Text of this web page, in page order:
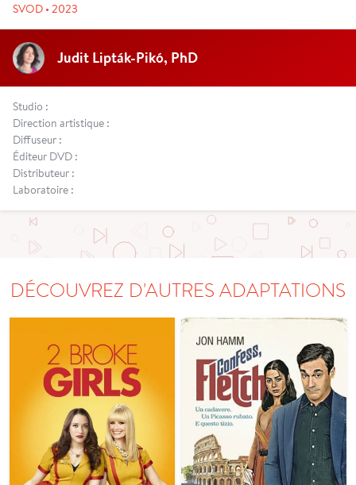
SVOD • 2023
Judit Lipták-Pikó, PhD
Studio :
Direction artistique :
Diffuseur :
Éditeur DVD :
Distributeur :
Laboratoire :
DÉCOUVREZ D'AUTRES ADAPTATIONS